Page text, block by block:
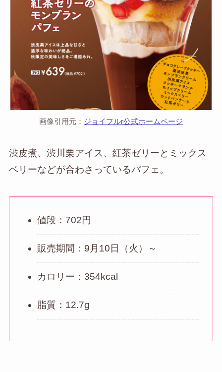
画像引用元： ジョイフルr公式ホームページ
渋皮煮、渋川栗アイス、紅茶ゼリーとミックス
ベリーなどが合わさっているパフェ。
値段：702円
販売期間：9月10日（火）～
カロリー：354kcal
脂質：12.7g